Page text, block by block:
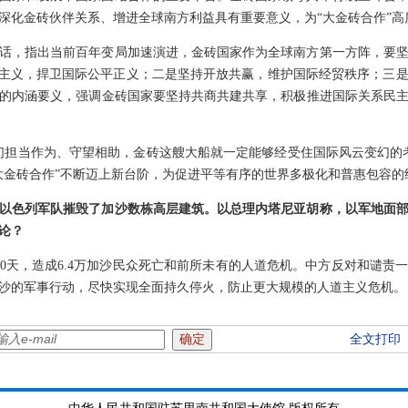
化金砖伙伴关系、增进全球南方利益具有重要意义，为“大金砖合作”
，指出当前百年变局加速演进，金砖国家作为全球南方第一方阵，要
义，捍卫国际公平正义；二是坚持开放共赢，维护国际经贸秩序；三
内涵要义，强调金砖国家要坚持共商共建共享，积极推进国际关系民
当作为、守望相助，金砖这艘大船就一定能够经受住国际风云变幻
砖合作”不断迈上新台阶，为促进平等有序的世界多极化和普惠包容
色列军队摧毁了加沙数栋高层建筑。以总理内塔尼亚胡称，以军地面
？
天，造成6.4万加沙民众死亡和前所未有的人道危机。中方反对和谴责
的军事行动，尽快实现全面持久停火，防止更大规模的人道主义危机。
全文打印